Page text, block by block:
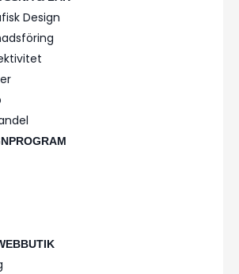
Design